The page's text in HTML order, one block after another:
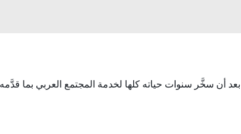
آذار سنة 1964 ودُفِن بأسوان بعد أن سخَّر سنوات حياته كلها لخدمة